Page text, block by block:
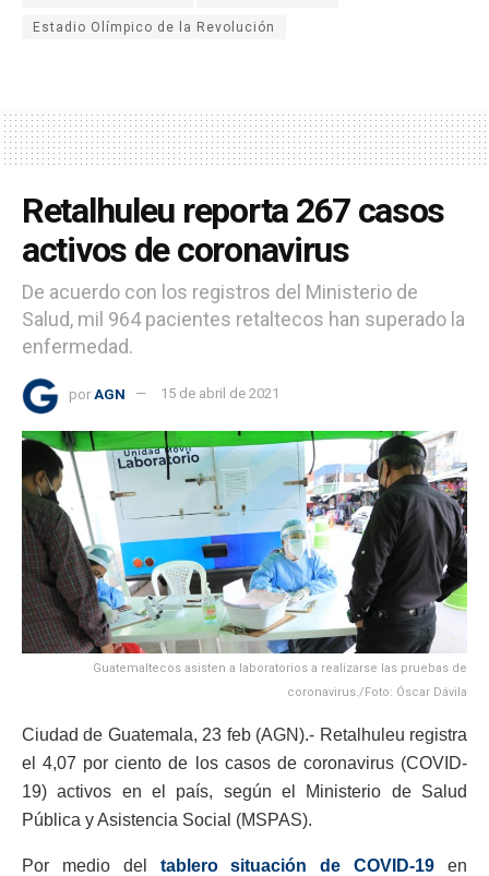
Estadio Olímpico de la Revolución
Retalhuleu reporta 267 casos
activos de coronavirus
De acuerdo con los registros del Ministerio de
Salud, mil 964 pacientes retaltecos han superado la
enfermedad.
por AGN 15 de abril de 2021
Guatemaltecos asisten a laboratorios a realizarse las pruebas de
coronavirus./Foto: Óscar Dávila
Ciudad de Guatemala, 23 feb (AGN).- Retalhuleu registra
el 4,07 por ciento de los casos de coronavirus (COVID-
19) activos en el país, según el Ministerio de Salud
Pública y Asistencia Social (MSPAS).
Por medio del tablero situación de COVID-19 en